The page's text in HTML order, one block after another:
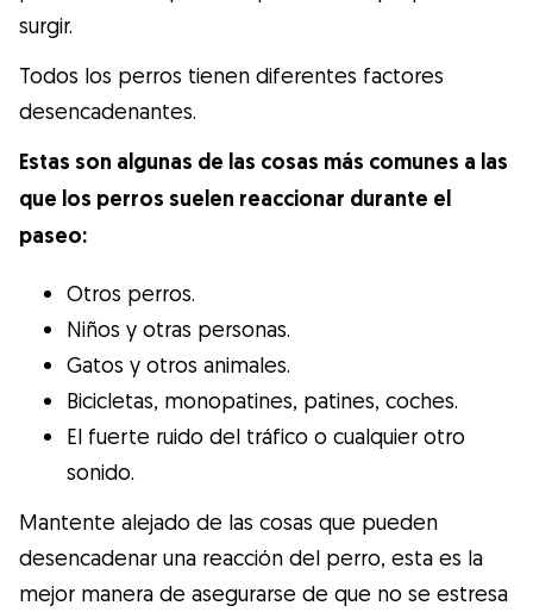
surgir.
Todos los perros tienen diferentes factores
desencadenantes.
Estas son algunas de las cosas más comunes a las
que los perros suelen reaccionar durante el
paseo:
Otros perros.
Niños y otras personas.
Gatos y otros animales.
Bicicletas, monopatines, patines, coches.
El fuerte ruido del tráfico o cualquier otro
sonido.
Mantente alejado de las cosas que pueden
desencadenar una reacción del perro, esta es la
mejor manera de asegurarse de que no se estresa